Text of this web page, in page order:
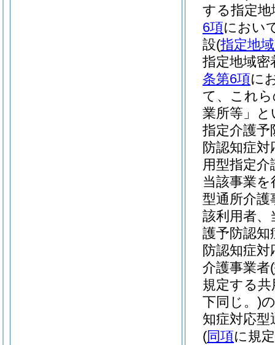
する指定
6項におい
設(指定地
指定地域密
条第6項に
て、これ
業所等」と
指定介護予
防認知症
用型指定
当該事業
型通所介護
該利用者、
護予防認知
防認知症
介護事業者(
規定する
下同じ。)
知症対応型
(同項に規